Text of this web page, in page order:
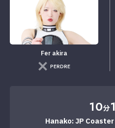
Fer akira
PERDRE
10分
Hanako: JP Coaster